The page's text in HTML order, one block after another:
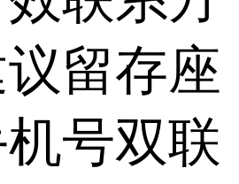
留存座
号双联